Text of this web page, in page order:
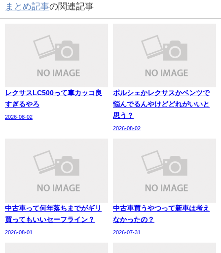
まとめ記事の関連記事
レクサスLC500って車カッコ良
すぎるやろ
2026-08-02
ポルシェかレクサスかベンツで
悩んでるんやけどどれがいいと
思う？
2026-08-02
中古車って何年落ちまでがギリ
買ってもいいセーフライン？
2026-08-01
中古車買うやつって新車は考え
なかったの？
2026-07-31